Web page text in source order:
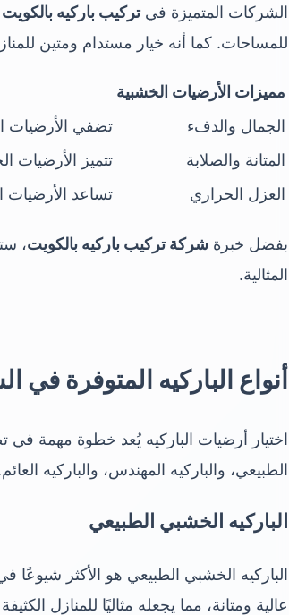
الشركات المتميزة فيتركيب باركيه بالكويت
للمساحات. كما أنه خيار مستدام ومتين
مميزات الأرضيات الخشبية
الجمال والدفء
تضفي الأرضيات
المتانة والصلابة
تتميز الأرضيات
العزل الحراري
تساعد الأرضيات
بفضل خبرة شركة تركيب باركيه بالكويت،
المثالية.
أنواع الباركيه المتوفرة في
اختيار أرضيات الباركيه يُعد خطوة مهمة في
الطبيعي، والباركيه المهندس، والباركيه
الباركيه الخشبي الطبيعي
الباركيه الخشبي الطبيعي هو الأكثر
عالية ومتانة، مما يجعله مثاليًا للمنازل